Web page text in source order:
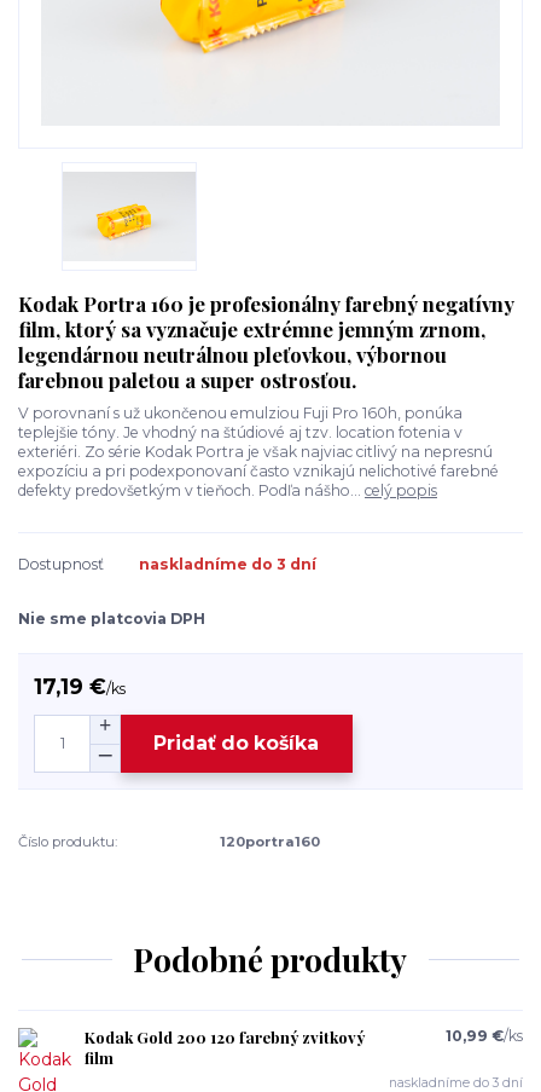
Kodak Portra 160 je profesionálny farebný negatívny
film, ktorý sa vyznačuje extrémne jemným zrnom,
legendárnou neutrálnou pleťovkou, výbornou
farebnou paletou a super ostrosťou.
V porovnaní s už ukončenou emulziou Fuji Pro 160h, ponúka
teplejšie tóny. Je vhodný na štúdiové aj tzv. location fotenia v
exteriéri. Zo série Kodak Portra je však najviac citlivý na nepresnú
expozíciu a pri podexponovaní často vznikajú nelichotivé farebné
defekty predovšetkým v tieňoch. Podľa nášho... celý popis
Dostupnosť naskladníme do 3 dní
Nie sme platcovia DPH
17,19 €/ks
Pridať do košíka
Číslo produktu: 120portra160
Podobné produkty
Kodak Gold 200 120 farebný zvitkový
film
10,99 €/ks
naskladníme do 3 dní